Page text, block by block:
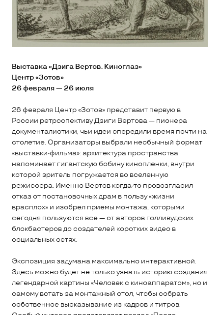
Выставка «Дзига Вертов. Киноглаз»
Центр «Зотов»
26 февраля — 26 июля
26 февраля Центр «Зотов» представит первую в
России ретроспективу Дзиги Вертова — пионера
документалистики, чьи идеи опередили время почти на
столетие. Организаторы выбрали необычный формат
«выставки-фильма»: архитектура пространства
напоминает гигантскую бобину кинопленки, внутри
которой зритель погружается во вселенную
режиссера. Именно Вертов когда-то провозгласил
отказ от постановочных драм в пользу «жизни
врасплох» и изобрел приемы монтажа, которыми
сегодня пользуются все — от авторов голливудских
блокбастеров до создателей коротких видео в
социальных сетях.
Экспозиция задумана максимально интерактивной.
Здесь можно будет не только узнать историю создания
легендарной картины «Человек с киноаппаратом», но и
самому встать за монтажный стол, чтобы собрать
собственное высказывание из кадров и титров.